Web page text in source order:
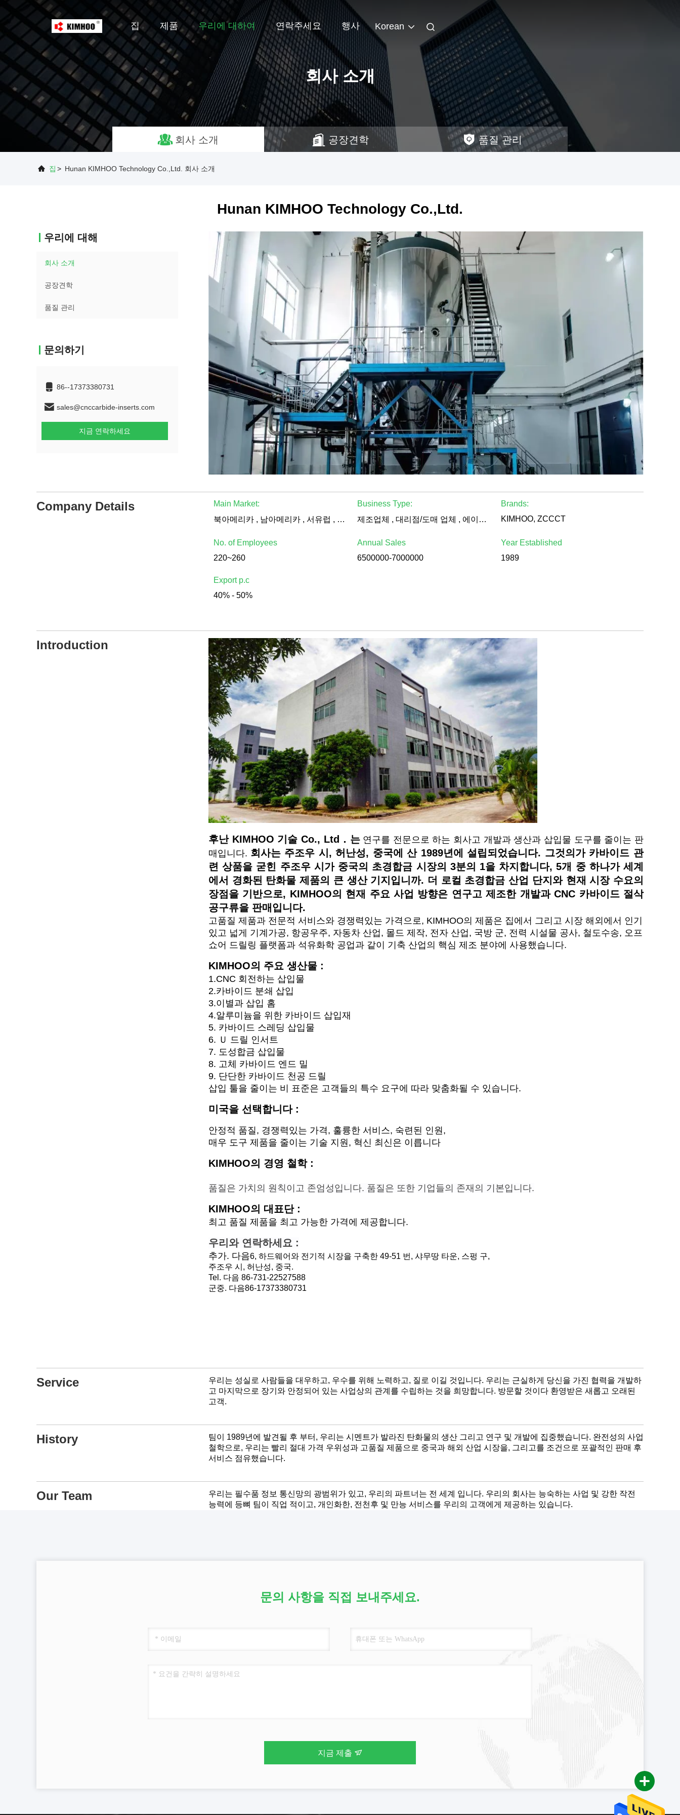
집 제품 우리에 대하여 연락주세요 행사 Korean
회사 소개
회사 소개 공장견학 품질 관리
집 > Hunan KIMHOO Technology Co.,Ltd. 회사 소개
Hunan KIMHOO Technology Co.,Ltd.
우리에 대해
회사 소개
공장견학
품질 관리
문의하기
86--17373380731
sales@cnccarbide-inserts.com
지금 연락하세요
Company Details
Main Market:
북아메리카 , 남아메리카 , 서유럽 , 동유럽 , 동부 아시아 , 동남 아시아 , 중동 , 아프리카 , 오세아니아 , 전세계
Business Type:
제조업체 , 대리점/도매 업체 , 에이전트 , 가져오기 도구 , 수출 , 무역 회사 , 판매자 , 다른
Brands:
KIMHOO, ZCCCT
No. of Employees
220~260
Annual Sales
6500000-7000000
Year Established
1989
Export p.c
40% - 50%
Introduction
후난 KIMHOO 기술 Co., Ltd．는 연구를 전문으로 하는 회사고 개발과 생산과 삽입물 도구를 줄이는 판
매입니다. 회사는 주조우 시, 허난성, 중국에 산 1989년에 설립되었습니다. 그것의가 카바이드 관
련 상품을 굳힌 주조우 시가 중국의 초경합금 시장의 3분의 1을 차지합니다, 5개 중 하나가 세계
에서 경화된 탄화물 제품의 큰 생산 기지입니까. 더 로컬 초경합금 산업 단지와 현재 시장 수요의
장점을 기반으로, KIMHOO의 현재 주요 사업 방향은 연구고 제조한 개발과 CNC 카바이드 절삭
공구류을 판매입니다.
고품질 제품과 전문적 서비스와 경쟁력있는 가격으로, KIMHOO의 제품은 집에서 그리고 시장 해외에서 인기
있고 넓게 기계가공, 항공우주, 자동차 산업, 몰드 제작, 전자 산업, 국방 군, 전력 시설물 공사, 철도수송, 오프
쇼어 드릴링 플랫폼과 석유화학 공업과 같이 기축 산업의 핵심 제조 분야에 사용했습니다.
KIMHOO의 주요 생산물 :
1.CNC 회전하는 삽입물
2.카바이드 분쇄 삽입
3.이별과 삽입 홈
4.알루미늄을 위한 카바이드 삽입재
5. 카바이드 스레딩 삽입물
6. Ｕ 드릴 인서트
7. 도성합금 삽입물
8. 고체 카바이드 엔드 밀
9. 단단한 카바이드 천공 드릴
삽입 툴을 줄이는 비 표준은 고객들의 특수 요구에 따라 맞춤화될 수 있습니다.
미국을 선택합니다 :
안정적 품질, 경쟁력있는 가격, 훌륭한 서비스, 숙련된 인원,
매우 도구 제품을 줄이는 기술 지원, 혁신 최신은 이릅니다
KIMHOO의 경영 철학 :
품질 은 가치 의 원칙이고 존엄성입 니다. 품질 은 또한 기업들의 존재 의 기본입니다.
KIMHOO의 대표단 :
최고 품질 제품을 최고 가능한 가격에 제공합니다.
우리와 연락하세요 :
추가. 다음6, 하드웨어와 전기적 시장을 구축한 49-51 번, 샤무땅 타운, 스펑 구,
주조우 시, 허난성, 중국.
Tel. 다음 86-731-22527588
군중. 다음86-17373380731
Service
우리는 성실로 사람들을 대우하고, 우수를 위해 노력하고, 질로 이길 것입니다. 우리는 근실하게 당신을 가진 협력을 개발하
고 마지막으로 장기와 안정되어 있는 사업상의 관계를 수립하는 것을 희망합니다. 방문할 것이다 환영받은 새롭고 오래된
고객.
History
팀이 1989년에 발견될 후 부터, 우리는 시멘트가 발라진 탄화물의 생산 그리고 연구 및 개발에 집중했습니다. 완전성의 사업
철학으로, 우리는 빨리 절대 가격 우위성과 고품질 제품으로 중국과 해외 산업 시장을, 그리고를 조건으로 포괄적인 판매 후
서비스 점유했습니다.
Our Team
우리는 필수품 정보 통신망의 광범위가 있고, 우리의 파트너는 전 세계 입니다. 우리의 회사는 능숙하는 사업 및 강한 작전
능력에 등뼈 팀이 직업 적이고, 개인화한, 전천후 및 만능 서비스를 우리의 고객에게 제공하는 있습니다.
문의 사항을 직접 보내주세요.
지금 제출